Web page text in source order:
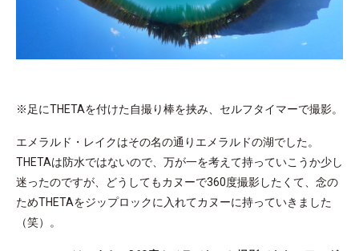
※足にTHETAを付けた自撮り棒を挟み、セルフタイマーで撮影。
エメラルド・レイクはその名の通りエメラルドの湖でした。
THETAは防水ではないので、万が一を考えて持っていこうか少し
迷ったのですが、どうしてもカヌーで360度撮影したくて、念の
ためTHETAをジップロックに入れてカヌーに持っていきました
（笑）。